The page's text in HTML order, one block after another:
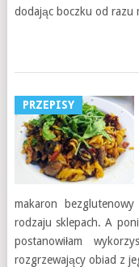
dodając boczku od razu
PRZEPISY
makaron
rodzaju sklepach. A
postanowiłam
rozgrzewający obiad z